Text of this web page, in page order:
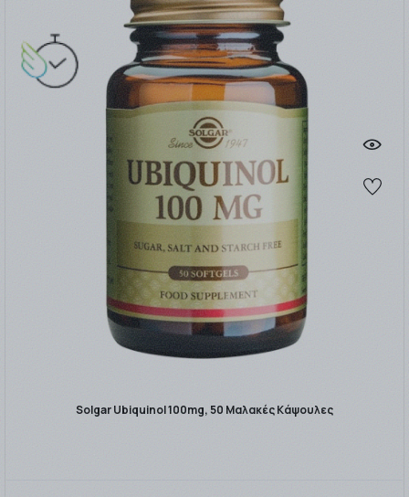
Solgar Ubiquinol 100mg, 50 Μαλακές Κάψουλες